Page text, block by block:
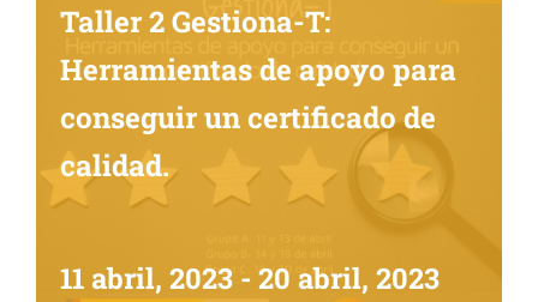
Taller 2 Gestiona-T:
Herramientas de apoyo para
conseguir un certificado de
calidad.
11 abril, 2023 - 20 abril, 2023